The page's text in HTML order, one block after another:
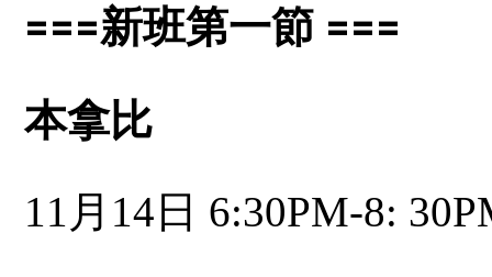
===新班第一節 ===
本拿比
11月14日 6:30PM-8: